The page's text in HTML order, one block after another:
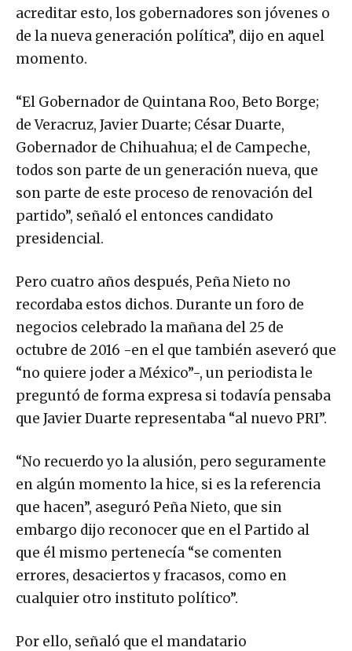
acreditar esto, los gobernadores son jóvenes o
de la nueva generación política”, dijo en aquel
momento.
“El Gobernador de Quintana Roo, Beto Borge;
de Veracruz, Javier Duarte; César Duarte,
Gobernador de Chihuahua; el de Campeche,
todos son parte de un generación nueva, que
son parte de este proceso de renovación del
partido”, señaló el entonces candidato
presidencial.
Pero cuatro años después, Peña Nieto no
recordaba estos dichos. Durante un foro de
negocios celebrado la mañana del 25 de
octubre de 2016 -en el que también aseveró que
“no quiere joder a México”-, un periodista le
preguntó de forma expresa si todavía pensaba
que Javier Duarte representaba “al nuevo PRI”.
“No recuerdo yo la alusión, pero seguramente
en algún momento la hice, si es la referencia
que hacen”, aseguró Peña Nieto, que sin
embargo dijo reconocer que en el Partido al
que él mismo pertenecía “se comenten
errores, desaciertos y fracasos, como en
cualquier otro instituto político”.
Por ello, señaló que el mandatario